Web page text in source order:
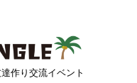
作り交流イベント